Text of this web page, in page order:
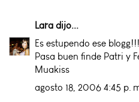
Lara dijo...
Es estupendo ese
Pasa buen finde Patri y
Muakiss
agosto 18, 2006 4:45 p.